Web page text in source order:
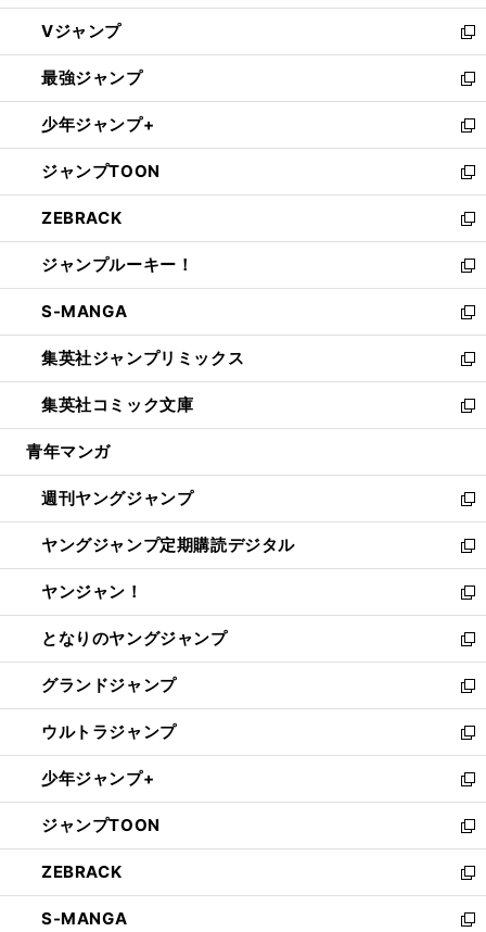
ウ
ィ
ン
ド
ウ
で
開
く
し
い
ウ
ィ
ン
ド
ウ
で
開
く
Vジャンプ
新
し
い
ウ
ィ
ン
ド
ウ
で
開
く
最強ジャンプ
新
し
い
ウ
ィ
ン
ド
ウ
で
開
く
少年ジャンプ+
新
し
い
ウ
ィ
ン
ド
ウ
で
開
く
ジャンプTOON
新
し
い
ウ
ィ
ン
ド
ウ
で
開
く
ZEBRACK
新
し
い
ウ
ィ
ン
ド
ウ
で
開
ジャンプルーキー！
新
し
い
ウ
ィ
ン
ド
ウ
開
く
S-MANGA
新
し
い
ウ
ィ
ン
ウ
で
開
く
集英社ジャンプリミックス
新
し
い
ウ
ン
ド
ウ
で
開
く
集英社コミック文庫
新
し
ウ
ィ
ン
ド
ウ
で
開
く
青年マンガ
週刊ヤングジャンプ
新
し
い
ウ
ィ
ン
ド
ウ
で
開
く
ヤングジャンプ定期購読デジタル
新
し
い
ウ
ィ
ン
ド
ウ
で
開
く
ヤンジャン！
新
し
い
ウ
ィ
ン
ド
ウ
で
開
く
となりのヤングジャンプ
新
し
い
ウ
ィ
ン
ド
ウ
で
開
く
グランドジャンプ
新
し
い
ウ
ィ
ン
ド
ウ
で
開
く
ウルトラジャンプ
新
し
い
ウ
ィ
ン
ド
ウ
で
少年ジャンプ+
新
し
い
ウ
ィ
ン
ド
ジャンプTOON
新
し
い
ウ
ィ
ZEBRACK
新
し
い
S-MANGA 新